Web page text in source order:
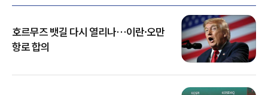
호르무즈 뱃길 다시 열리나…이란·오만
항로 합의